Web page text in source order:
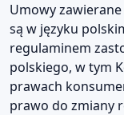
Umowy
są w języku
regulaminem
polskiego, w tym
prawach
prawo do zmiany